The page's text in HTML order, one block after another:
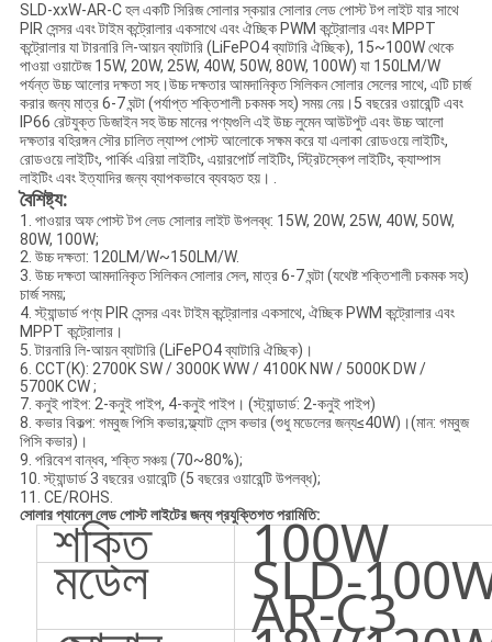
SLD-xxW-AR-C হল একটি সিরিজ সোলার স্কয়ার সোলার লেড পোস্ট টপ লাইট যার সাথে
PIR সেন্সর এবং টাইম কন্ট্রোলার একসাথে এবং ঐচ্ছিক PWM কন্ট্রোলার এবং MPPT
কন্ট্রোলার যা টারনারি লি-আয়ন ব্যাটারি (LiFePO4 ব্যাটারি ঐচ্ছিক), 15~100W থেকে
পাওয়া ওয়াটেজ 15W, 20W, 25W, 40W, 50W, 80W, 100W) যা 150LM/W
পর্যন্ত উচ্চ আলোর দক্ষতা সহ।উচ্চ দক্ষতার আমদানিকৃত সিলিকন সোলার সেলের সাথে, এটি চার্জ
করার জন্য মাত্র 6-7 ঘন্টা (পর্যাপ্ত শক্তিশালী চকমক সহ) সময় নেয়।5 বছরের ওয়ারেন্টি এবং
IP66 রেটযুক্ত ডিজাইন সহ উচ্চ মানের পণ্যগুলি এই উচ্চ লুমেন আউটপুট এবং উচ্চ আলো
দক্ষতার বহিরঙ্গন সৌর চালিত ল্যাম্প পোস্ট আলোকে সক্ষম করে যা এলাকা রোডওয়ে লাইটিং,
রোডওয়ে লাইটিং, পার্কিং এরিয়া লাইটিং, এয়ারপোর্ট লাইটিং, স্ট্রিটস্কেপ লাইটিং, ক্যাম্পাস
লাইটিং এবং ইত্যাদির জন্য ব্যাপকভাবে ব্যবহৃত হয়। .
বৈশিষ্ট্য:
1. পাওয়ার অফ পোস্ট টপ লেড সোলার লাইট উপলব্ধ: 15W, 20W, 25W, 40W, 50W,
80W, 100W;
2. উচ্চ দক্ষতা: 120LM/W~150LM/W.
3. উচ্চ দক্ষতা আমদানিকৃত সিলিকন সোলার সেল, মাত্র 6-7 ঘন্টা (যথেষ্ট শক্তিশালী চকমক সহ)
চার্জ সময়;
4. স্ট্যান্ডার্ড পণ্য PIR সেন্সর এবং টাইম কন্ট্রোলার একসাথে, ঐচ্ছিক PWM কন্ট্রোলার এবং
MPPT কন্ট্রোলার।
5. টারনারি লি-আয়ন ব্যাটারি (LiFePO4 ব্যাটারি ঐচ্ছিক)।
6. CCT(K): 2700K SW / 3000K WW / 4100K NW / 5000K DW /
5700K CW ;
7. কনুই পাইপ: 2-কনুই পাইপ, 4-কনুই পাইপ। (স্ট্যান্ডার্ড: 2-কনুই পাইপ)
8. কভার বিকল্প: গম্বুজ পিসি কভার;ফ্ল্যাট লেন্স কভার (শুধু মডেলের জন্য≤40W)।(মান: গম্বুজ
পিসি কভার)।
9. পরিবেশ বান্ধব, শক্তি সঞ্চয় (70~80%);
10. স্ট্যান্ডার্ড 3 বছরের ওয়ারেন্টি (5 বছরের ওয়ারেন্টি উপলব্ধ);
11. CE/ROHS.
সোলার প্যানেল লেড পোস্ট লাইটের জন্য প্রযুক্তিগত পরামিতি:
শক্তি 100W
মডেল SLD-
AR-C3